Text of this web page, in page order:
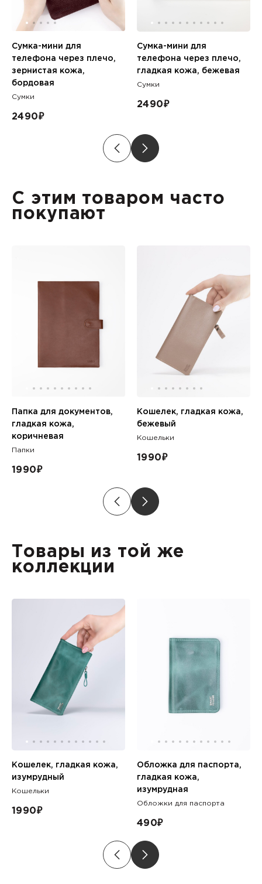
Сумка-мини для
телефона через плечо,
зернистая кожа,
бордовая
Сумки
2490₽
Сумка-мини для
телефона через плечо,
гладкая кожа, бежевая
Сумки
2490₽
С этим товаром часто
покупают
Папка для документов,
гладкая кожа,
коричневая
Папки
1990₽
Кошелек, гладкая кожа,
бежевый
Кошельки
1990₽
Товары из той же
коллекции
Кошелек, гладкая кожа,
изумрудный
Кошельки
1990₽
Обложка для паспорта,
гладкая кожа,
изумрудная
Обложки для паспорта
490₽